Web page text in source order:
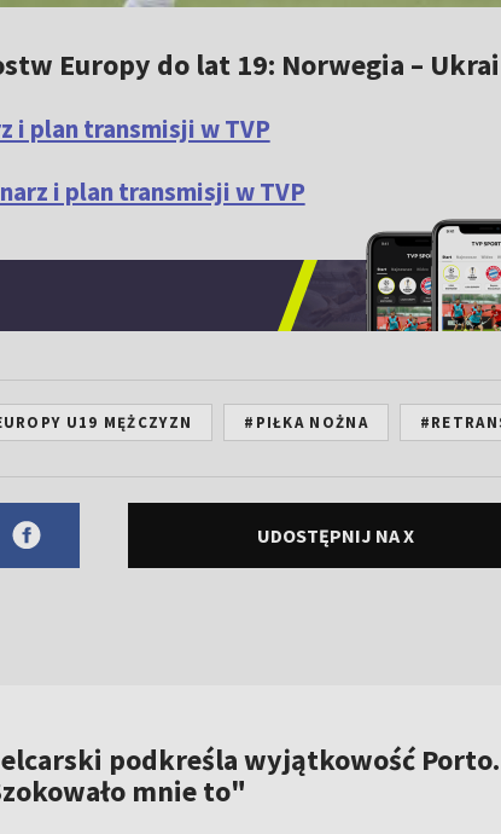
Europy do lat 19: Norwegia –
i plan transmisji w TVP
i plan transmisji w TVP
U19 MĘŻCZYZN #PIŁKA NOŻNA
UDOSTĘPNIJ NA X
podkreśla wyjątkowość Porto.
mnie to"